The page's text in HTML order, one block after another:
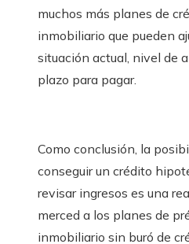
muchos más planes de
inmobiliario que pueden
situación actual, nivel de
plazo para pagar.
Como conclusión, la
conseguir un crédito
revisar ingresos es una
merced a los planes de
inmobiliario sin buró de